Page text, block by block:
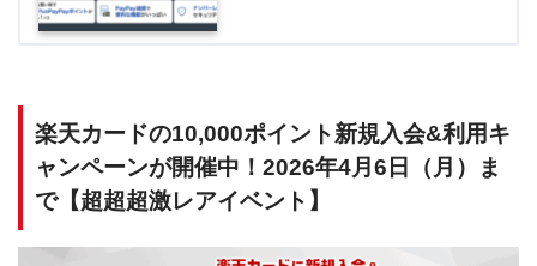
楽天カードの10,000ポイント新規入会&利用キ
ャンペーンが開催中！2026年4月6日（月）ま
で【超超超激レアイベント】